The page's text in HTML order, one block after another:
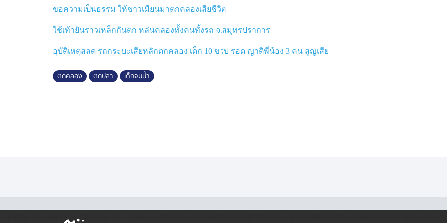
ขอความเป็นธรรม ให้ชาวเมียนมาตกคลองเสียชีวิต
ใช้เท้ายันราวเหล็กกันตก หล่นคลองทั้งคนทั้งรถ จ.สมุทรปราการ
อุบัติเหตุสลด รถกระบะเสียหลักตกคลอง เด็ก 10 ขวบ รอด ญาติพี่น้อง 3 คน สูญเสีย
ตกคลอง ตกปลา เด็กจมน้ำ